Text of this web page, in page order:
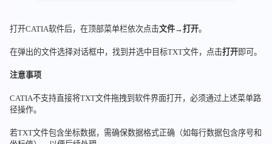
打开CATIA软件后，在顶部菜单栏依次点击文件→打开。
在弹出的文件选择对话框中，找到并选中目标TXT文件，点击打开即可。
注意事项
CATIA不支持直接将TXT文件拖拽到软件界面打开，必须通过上述菜单路
径操作。
若TXT文件包含坐标数据，需确保数据格式正确（如每行数据包含序号和